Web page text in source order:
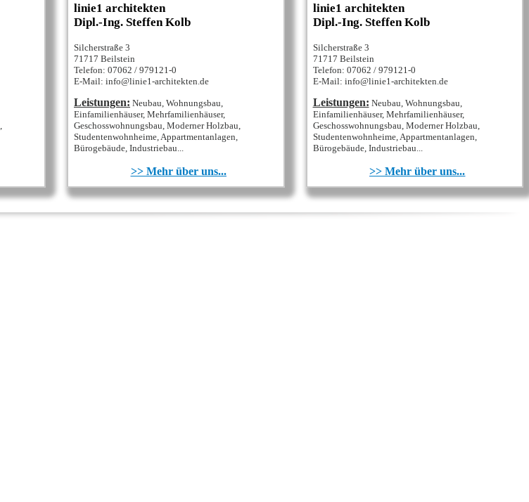
linie1 architekten
Dipl.-Ing. Steffen Kolb
Silcherstraße 3
71717 Beilstein
Telefon: 07062 / 979121-0
E-Mail: info@linie1-architekten.de
Leistungen: Neubau, Wohnungsbau,
Einfamilienhäuser, Mehrfamilienhäuser,
Geschosswohnungsbau, Moderner Holzbau,
Studentenwohnheime, Appartmentanlagen,
Bürogebäude, Industriebau...
>> Mehr über uns...
linie1 architekten
Dipl.-Ing. Steffen Kolb
Silcherstraße 3
71717 Beilstein
Telefon: 07062 / 979121-0
E-Mail: info@linie1-architekten.de
Leistungen: Neubau, Wohnungsbau,
Einfamilienhäuser, Mehrfamilienhäuser,
Geschosswohnungsbau, Moderner Holzbau,
Studentenwohnheime, Appartmentanlagen,
Bürogebäude, Industriebau...
>> Mehr über uns...